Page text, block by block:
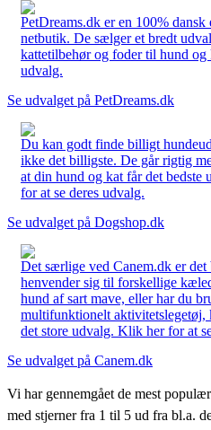
PetDreams.dk er en 100%
netbutik. De sælger et bredt
kattetilbehør og foder til hund
udvalg.
Se udvalget på PetDreams.dk
Du kan godt finde billigt
ikke det billigste. De går rigtig
at din hund og kat får det bedste
for at se deres udvalg.
Se udvalget på Dogshop.dk
Det særlige ved Canem.dk er
henvender sig til forskellige
hund af sart mave, eller har du
multifunktionelt aktivitetslegetøj,
det store udvalg. Klik her for at
Se udvalget på Canem.dk
Vi har gennemgået de mest
med stjerner fra 1 til 5 ud fra bl.a.